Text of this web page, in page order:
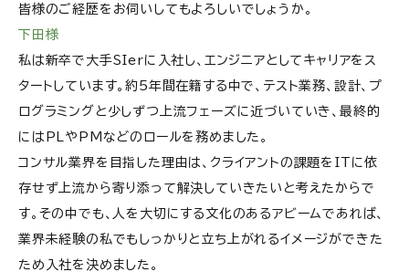
皆様のご経歴をお伺いしてもよろしいでしょうか。
下田様
私は新卒で大手SIerに入社し、エンジニアとしてキャリアをス
タートしています。約5年間在籍する中で、テスト業務、設計、プ
ログラミングと少しずつ上流フェーズに近づいていき、最終的
にはPLやPMなどのロールを務めました。
コンサル業界を目指した理由は、クライアントの課題をITに依
存せず上流から寄り添って解決していきたいと考えたからで
す。その中でも、人を大切にする文化のあるアビームであれば、
業界未経験の私でもしっかりと立ち上がれるイメージができた
ため入社を決めました。